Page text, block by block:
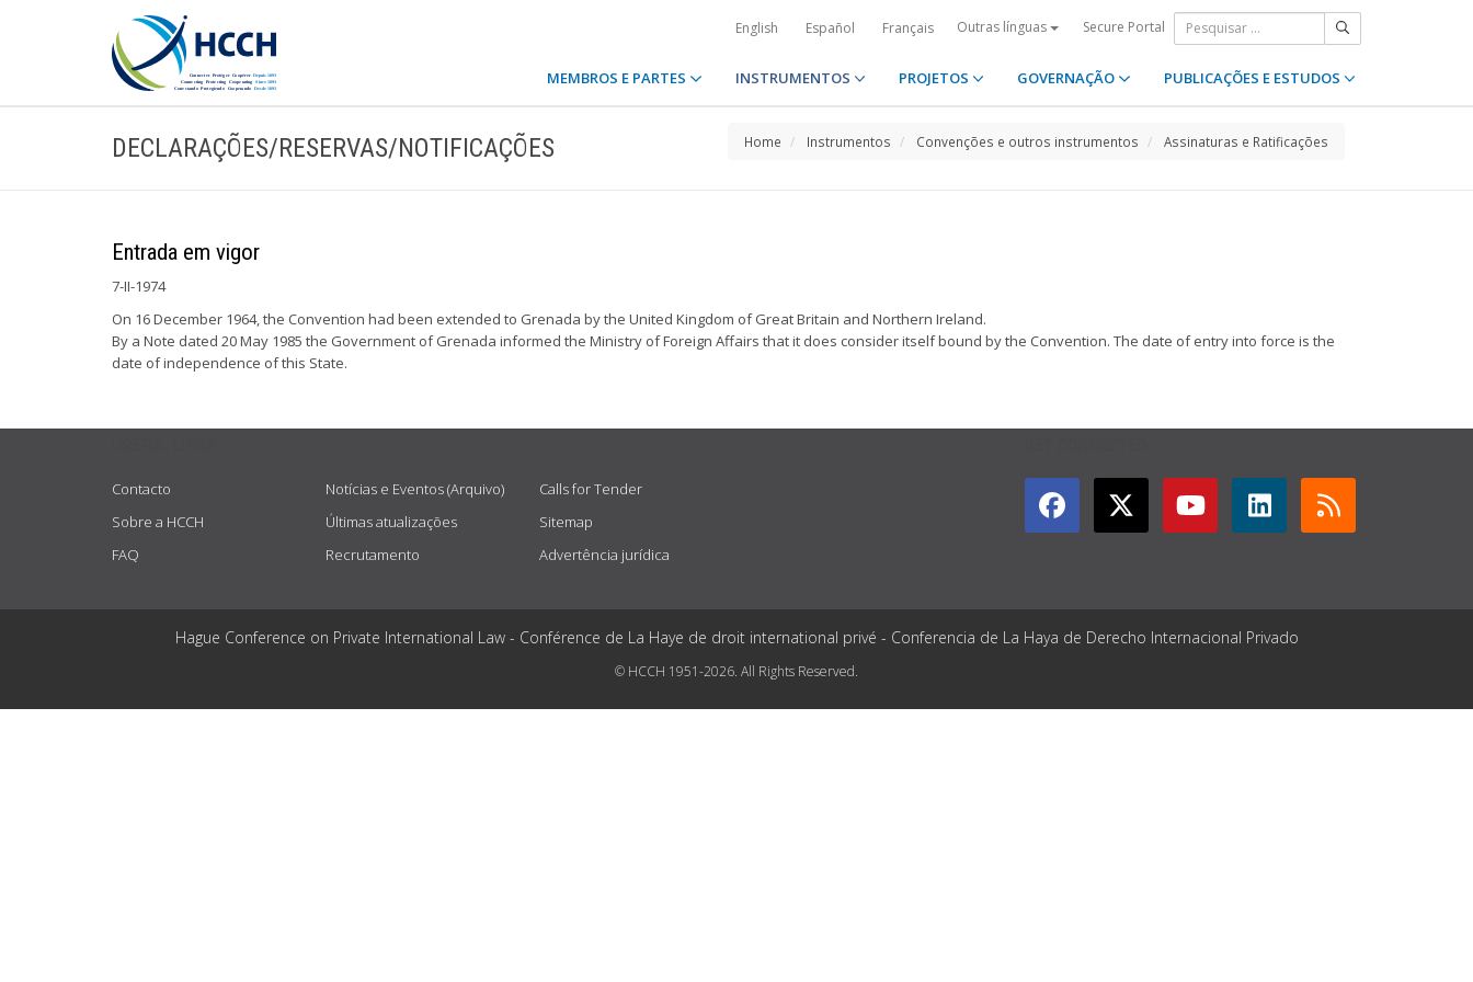
English Español Français Outras línguas Secure Portal
MEMBROS E PARTES INSTRUMENTOS PROJETOS GOVERNAÇÃO PUBLICAÇÕES E ESTUDOS
DECLARAÇÕES/RESERVAS/NOTIFICAÇÕES Home Instrumentos Convenções e outros instrumentos Assinaturas e Ratificações
Entrada em vigor
7-II-1974
On 16 December 1964, the Convention had been extended to Grenada by the United Kingdom of Great Britain and Northern Ireland.
By a Note dated 20 May 1985 the Government of Grenada informed the Ministry of Foreign Affairs that it does consider itself bound by the Convention. The date of entry into force is the
date of independence of this State.
Contacto
Sobre a HCCH
FAQ
Notícias e Eventos (Arquivo)
Últimas atualizações
Recrutamento
Calls for Tender
Sitemap
Advertência jurídica
Hague Conference on Private International Law - Conférence de La Haye de droit international privé - Conferencia de La Haya de Derecho Internacional Privado
© HCCH 1951-2026. All Rights Reserved.